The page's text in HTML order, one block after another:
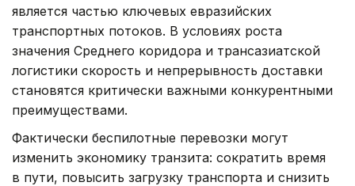
является частью ключевых евразийских
транспортных потоков. В условиях роста
значения Среднего коридора и трансазиатской
логистики скорость и непрерывность доставки
становятся критически важными конкурентными
преимуществами.
Фактически беспилотные перевозки могут
изменить экономику транзита: сократить время
в пути, повысить загрузку транспорта и снизить